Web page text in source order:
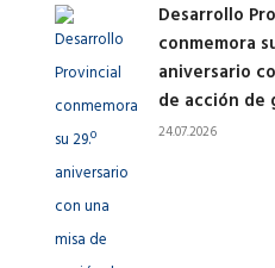
Desarrollo
conmemora
aniversario
de acción de
24.07.2026